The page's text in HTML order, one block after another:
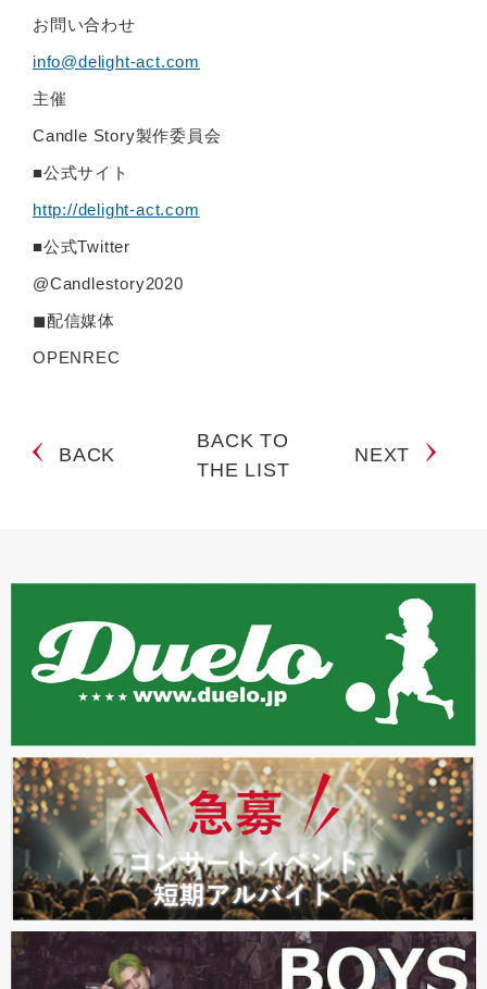
お問い合わせ
info@delight-act.com
主催
Candle Story製作委員会
■公式サイト
http://delight-act.com
■公式Twitter
@Candlestory2020
◼配信媒体
OPENREC
BACK
BACK TO
THE LIST
NEXT